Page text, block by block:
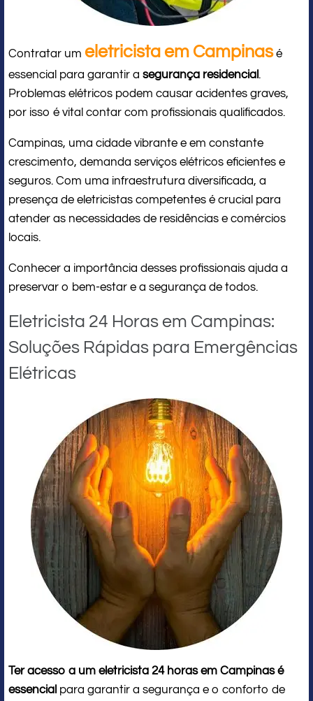
Contratar um eletricista em Campinasé
essencial para garantir a segurança residencial .
Problemas elétricos podem causar acidentes graves,
por isso é vital contar com profissionais qualificados.
Campinas, uma cidade vibrante e em constante
crescimento, demanda serviços elétricos eficientes e
seguros. Com uma infraestrutura diversificada, a
presença de eletricistas competentes é crucial para
atender as necessidades de residências e comércios
locais.
Conhecer a importância desses profissionais ajuda a
preservar o bem-estar e a segurança de todos.
Eletricista 24 Horas em Campinas:
Soluções Rápidas para Emergências
Elétricas
Ter acesso a um eletricista 24 horas em Campinas é
essencial para garantir a segurança e o conforto de